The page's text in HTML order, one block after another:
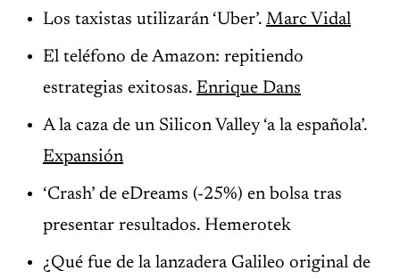
Los taxistas utilizarán ‘Uber’. Marc Vidal
El teléfono de Amazon: repitiendo
estrategias exitosas. Enrique Dans
A la caza de un Silicon Valley ‘a la española’.
Expansión
‘Crash’ de eDreams (-25%) en bolsa tras
presentar resultados. Hemerotek
¿Qué fue de la lanzadera Galileo original de